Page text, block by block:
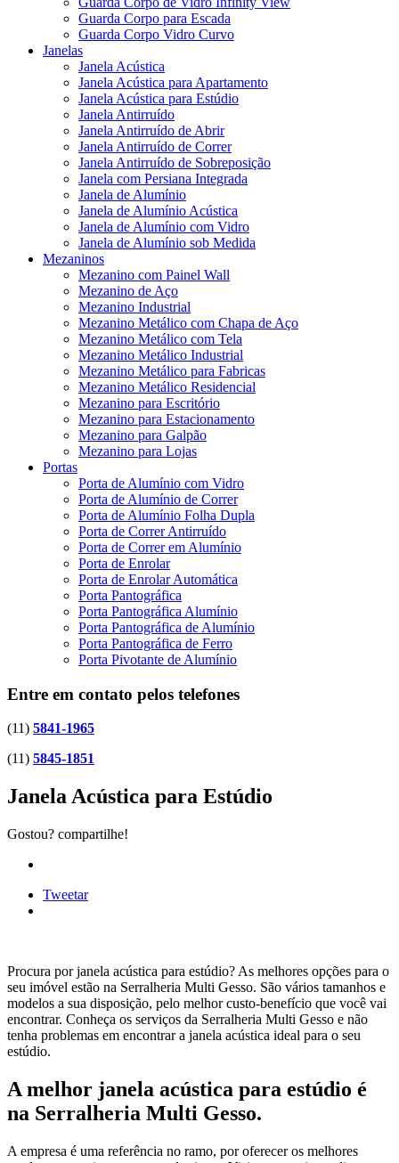
Guarda Corpo para Escada
Guarda Corpo Vidro Curvo
Janelas
Janela Acústica
Janela Acústica para Apartamento
Janela Acústica para Estúdio
Janela Antirruído
Janela Antirruído de Abrir
Janela Antirruído de Correr
Janela Antirruído de Sobreposição
Janela com Persiana Integrada
Janela de Alumínio
Janela de Alumínio Acústica
Janela de Alumínio com Vidro
Janela de Alumínio sob Medida
Mezaninos
Mezanino com Painel Wall
Mezanino de Aço
Mezanino Industrial
Mezanino Metálico com Chapa de Aço
Mezanino Metálico com Tela
Mezanino Metálico Industrial
Mezanino Metálico para Fabricas
Mezanino Metálico Residencial
Mezanino para Escritório
Mezanino para Estacionamento
Mezanino para Galpão
Mezanino para Lojas
Portas
Porta de Alumínio com Vidro
Porta de Alumínio de Correr
Porta de Alumínio Folha Dupla
Porta de Correr Antirruído
Porta de Correr em Alumínio
Porta de Enrolar
Porta de Enrolar Automática
Porta Pantográfica
Porta Pantográfica Alumínio
Porta Pantográfica de Alumínio
Porta Pantográfica de Ferro
Porta Pivotante de Alumínio
Entre em contato pelos telefones
(11) 5841-1965
(11) 5845-1851
Janela Acústica para Estúdio
Gostou? compartilhe!
Tweetar
Procura por janela acústica para estúdio? As melhores opções para o
seu imóvel estão na Serralheria Multi Gesso. São vários tamanhos e
modelos a sua disposição, pelo melhor custo-benefício que você vai
encontrar. Conheça os serviços da Serralheria Multi Gesso e não
tenha problemas em encontrar a janela acústica ideal para o seu
estúdio.
A melhor janela acústica para estúdio é
na Serralheria Multi Gesso.
A empresa é uma referência no ramo, por oferecer os melhores